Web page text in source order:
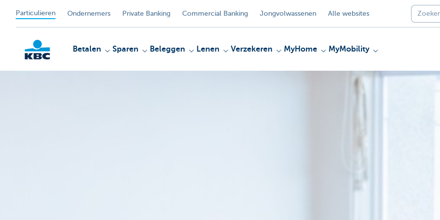
Particulieren Ondernemers Private Banking Commercial Banking Jongvolwassenen Alle websites
Betalen Sparen Beleggen Lenen Verzekeren MyHome MyMobility